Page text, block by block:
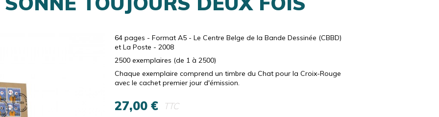
DERNIERS EXEMPLAIRES
SÉRIGRAPHIES NUMÉROTÉES ET SIGNÉES, EN NÉERLANDAIS
SÉRIGRAPHIES NUMÉROTÉES ET SIGNÉES, EN ANGLAIS
PORTE-CLÉS ET BADGES
LES MASQUES DU CHAT
CD & DVD
AUTRES
SOLIDARITÉ
64 pages - Format A5 - Le Centre Belge de la Bande Dessinée (CBBD)
et La Poste - 2008
2500 exemplaires (de 1 à 2500)
Chaque exemplaire comprend un timbre du Chat pour la Croix-Rouge
avec le cachet premier jour d'émission.
27,00 € TTC